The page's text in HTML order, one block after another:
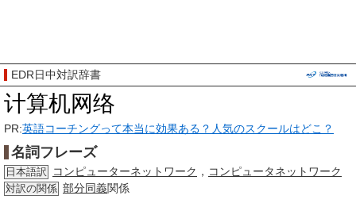
EDR日中対訳辞書
计算机网络
PR:英語コーチングって本当に効果ある？人気のスクールはどこ？
名詞フレーズ
日本語訳 コンピューターネットワーク ， コンピュータネットワーク
対訳の関係 部分同義関係